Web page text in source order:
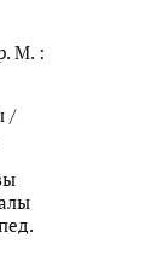
М. :
/